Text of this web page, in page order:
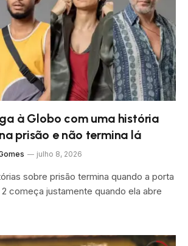
à Globo com uma história
prisão e não termina lá
julho 8, 2026
sobre prisão termina quando a porta
começa justamente quando ela abre